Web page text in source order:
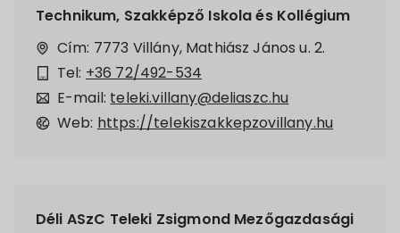
Technikum, Szakképző Iskola és Kollégium
Cím: 7773 Villány, Mathiász János u. 2.
Tel: +36 72/492-534
E-mail: teleki.villany@deliaszc.hu
Web: https://telekiszakkepzovillany.hu
Déli ASzC Teleki Zsigmond Mezőgazdasági